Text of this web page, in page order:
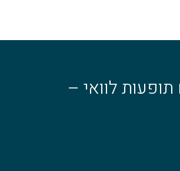
לוואי –